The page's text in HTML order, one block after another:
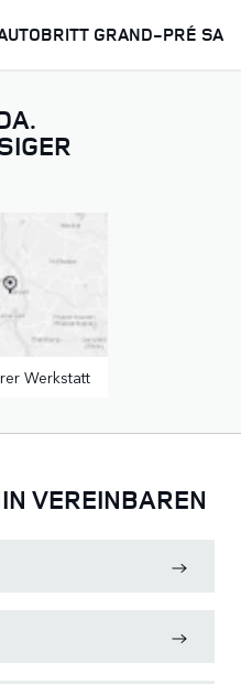
GRAND-PRÉ SA
Werkstatt
VEREINBAREN